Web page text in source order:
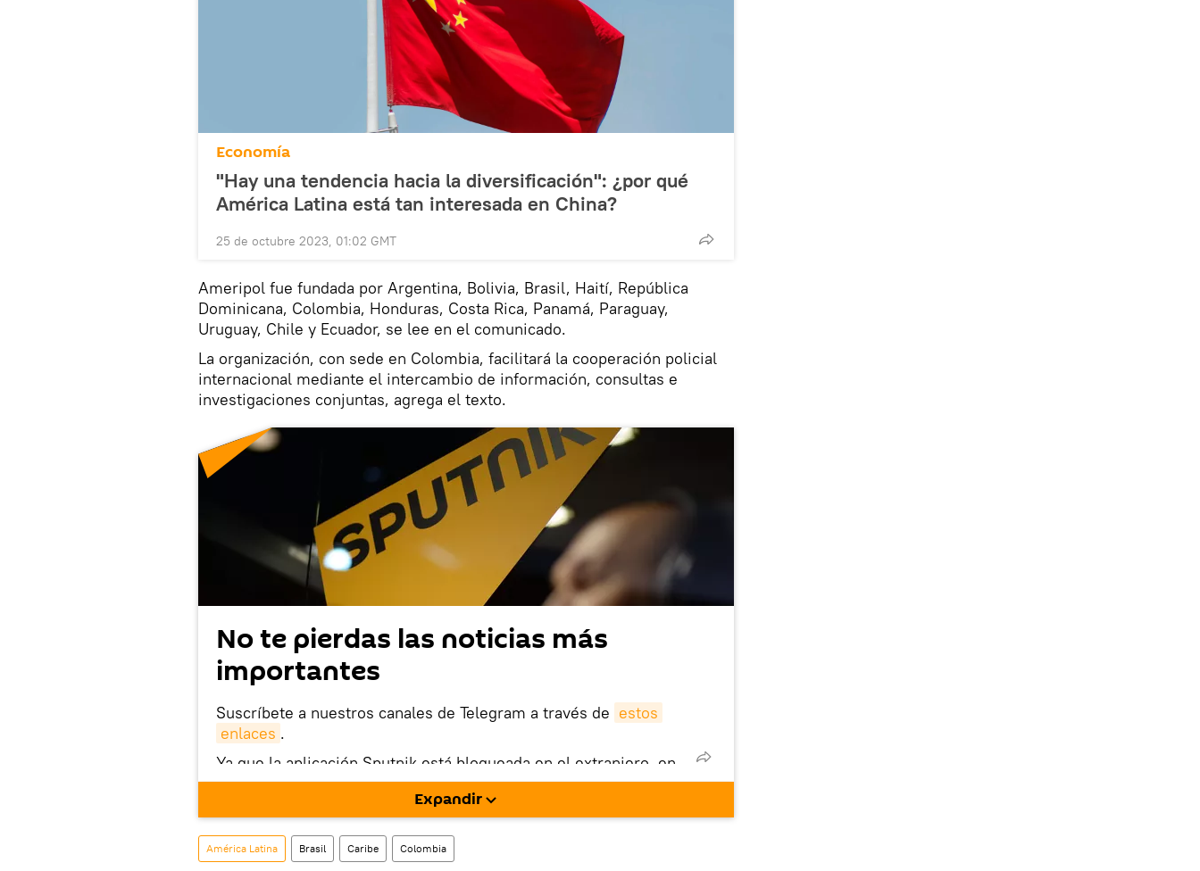
Economía
"Hay una tendencia hacia la diversificación": ¿por qué
América Latina está tan interesada en China?
25 de octubre 2023, 01:02 GMT
Ameripol fue fundada por Argentina, Bolivia, Brasil, Haití, República
Dominicana, Colombia, Honduras, Costa Rica, Panamá, Paraguay,
Uruguay, Chile y Ecuador, se lee en el comunicado.
La organización, con sede en Colombia, facilitará la cooperación policial
internacional mediante el intercambio de información, consultas e
investigaciones conjuntas, agrega el texto.
No te pierdas las noticias más
importantes
Suscríbete a nuestros canales de Telegram a través de estos
enlaces .
Ya que la aplicación Sputnik está bloqueada en el extranjero, en
este enlace puedes descargarla e instalarla en tu dispositivo
También tenemos una cuenta en la red social rusa VK
Expandir
América Latina Brasil Caribe Colombia